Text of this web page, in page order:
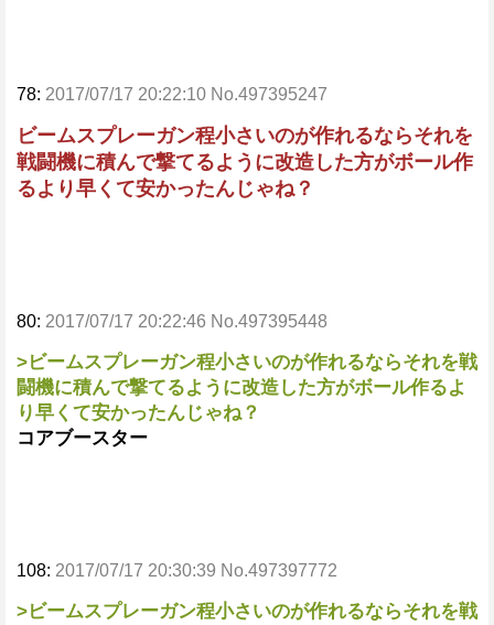
78: 2017/07/17 20:22:10 No.497395247
ビームスプレーガン程小さいのが作れるならそれを
戦闘機に積んで撃てるように改造した方がボール作
るより早くて安かったんじゃね？
80: 2017/07/17 20:22:46 No.497395448
>ビームスプレーガン程小さいのが作れるならそれを戦
闘機に積んで撃てるように改造した方がボール作るよ
り早くて安かったんじゃね？
コアブースター
108: 2017/07/17 20:30:39 No.497397772
>ビームスプレーガン程小さいのが作れるならそれを戦